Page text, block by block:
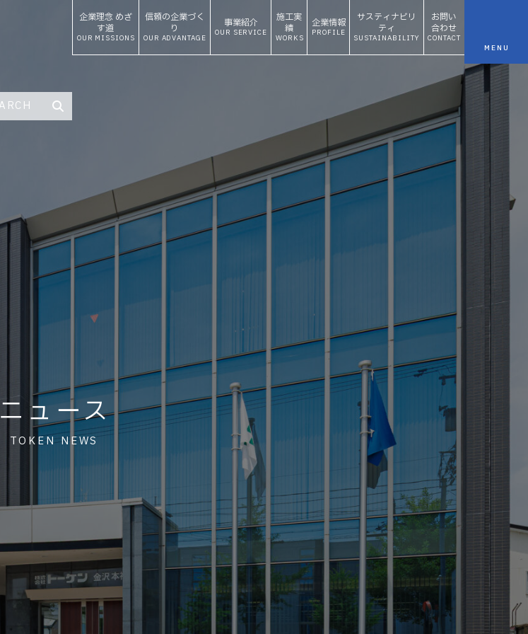
企業理念 めざ
す道
OUR MISSIONS
信頼の企業づく
り
OUR ADVANTAGE
事業紹介
OUR SERVICE
施工実
績
WORKS
企業情報
PROFILE
サスティナビリ
ティ
SUSTAINABILITY
お問い
合わせ
CONTACT
ニュース
TOKEN NEWS